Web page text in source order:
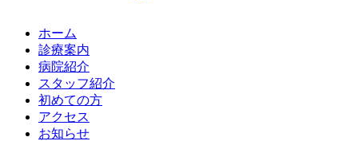
ホーム
診療案内
病院紹介
スタッフ紹介
初めての方
アクセス
お知らせ